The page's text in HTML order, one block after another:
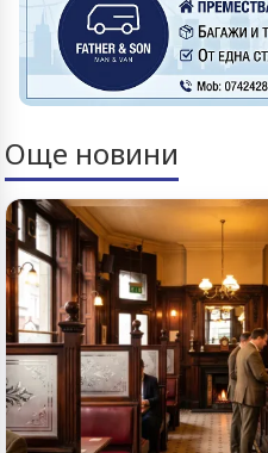
Още новини